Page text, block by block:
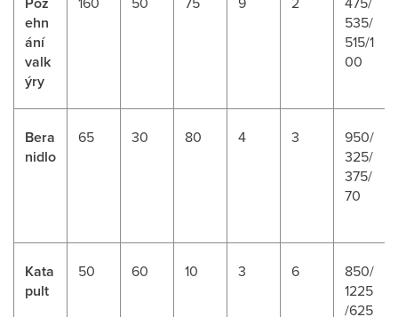
ehn
ání
valk
ýry
535/
515/1
00
Bera
nidlo
65 30 80 4 3
950/
325/
375/
70
Kata
pult
50 60 10 3 6
850/
1225
/625